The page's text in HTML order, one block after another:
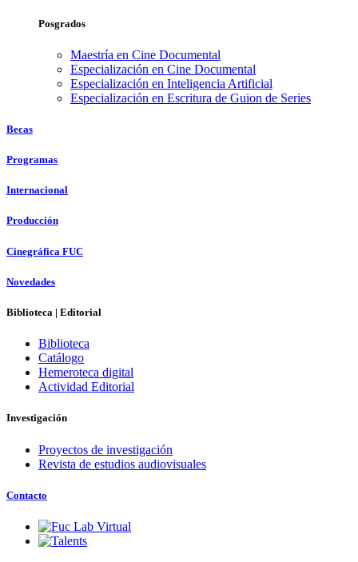
Posgrados
Maestría en Cine Documental
Especialización en Cine Documental
Especialización en Inteligencia Artificial
Especialización en Escritura de Guion de Series
Becas
Programas
Internacional
Producción
Cinegráfica FUC
Novedades
Biblioteca | Editorial
Biblioteca
Catálogo
Hemeroteca digital
Actividad Editorial
Investigación
Proyectos de investigación
Revista de estudios audiovisuales
Contacto